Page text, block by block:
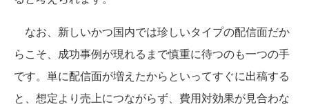
なお、新しいかつ国内では珍しいタイプの配信面だか
らこそ、成功事例が現れるまで慎重に待つのも一つの手
です。単に配信面が増えたからといってすぐに出稿する
と、想定より売上につながらず、費用対効果が見合わな